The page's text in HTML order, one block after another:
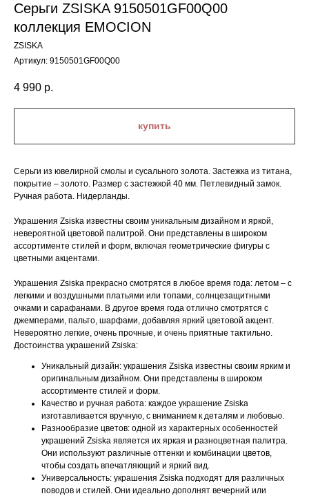
Серьги ZSISKA 9150501GF00Q00
коллекция EMOCION
ZSISKA
Артикул: 9150501GF00Q00
4 990 р.
купить
Серьги из ювелирной смолы и сусального золота. Застежка из титана,
покрытие – золото. Размер с застежкой 40 мм. Петлевидный замок.
Ручная работа. Нидерланды.
Украшения Zsiska известны своим уникальным дизайном и яркой,
невероятной цветовой палитрой. Они представлены в широком
ассортименте стилей и форм, включая геометрические фигуры с
цветными акцентами.
Украшения Zsiska прекрасно смотрятся в любое время года: летом – с
легкими и воздушными платьями или топами, солнцезащитными
очками и сарафанами. В другое время года отлично смотрятся с
джемперами, пальто, шарфами, добавляя яркий цветовой акцент.
Невероятно легкие, очень прочные, и очень приятные тактильно.
Достоинства украшений Zsiska:
Уникальный дизайн: украшения Zsiska известны своим ярким и
оригинальным дизайном. Они представлены в широком
ассортименте стилей и форм.
Качество и ручная работа: каждое украшение Zsiska
изготавливается вручную, с вниманием к деталям и любовью.
Разнообразие цветов: одной из характерных особенностей
украшений Zsiska является их яркая и разноцветная палитра.
Они используют различные оттенки и комбинации цветов,
чтобы создать впечатляющий и яркий вид.
Универсальность: украшения Zsiska подходят для различных
поводов и стилей. Они идеально дополнят вечерний или